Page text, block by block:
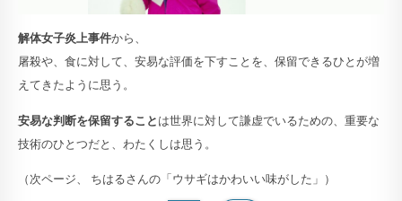
解体女子炎上事件から、
屠殺や、食に対して、安易な評価を下すことを、保留できるひとが増
えてきたように思う。
安易な判断を保留することは世界に対して謙虚でいるための、重要な
技術のひとつだと、わたくしは思う。
（次ページ、 ちはるさんの「ウサギはかわいい味がした」）